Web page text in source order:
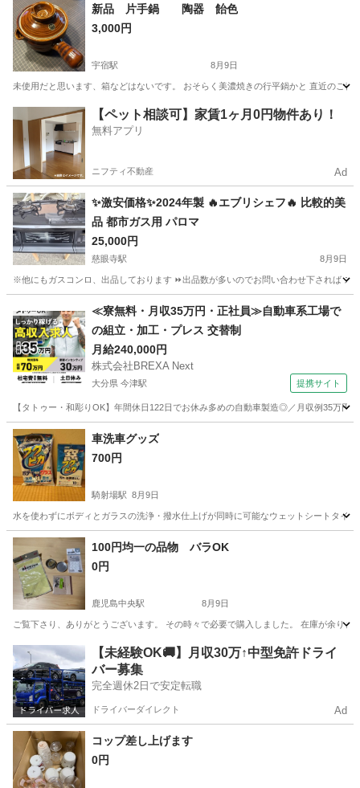
鹿児島 霧島市 国分駅 食器
新品 片手鍋 陶器 飴色
3,000円
宇宿駅 8月9日
未使用だと思います、箱などはないです。 おそらく美濃焼きの行平鍋かと 直近のご
鹿児島市 宇宿駅 調理器具 ファミリーマート
【ペット相談可】家賃1ヶ月0円物件あり！
無料アプリ
ニフティ不動産 Ad
✨激安価格✨2024年製 🔥エブリシェフ🔥 比較的美
品 都市ガス用 パロマ
25,000円
慈眼寺駅 8月9日
※他にもガスコンロ、出品しております ⏩出品数が多いのでお問い合わせ下されば
慈眼寺駅 調理器具
≪寮無料・月収35万円・正社員≫自動車系工場で
の組立・加工・プレス 交替制
月給240,000円
株式会社BREXA Next
大分県 今津駅 提携サイト
【タトゥー・和彫りOK】年間休日122日でお休み多めの自動車製造◎／月収例35万
大分 中津市 今津駅 その他
車洗車グッズ
700円
騎射場駅 8月9日
水を使わずにボディとガラスの洗浄・撥水仕上げが同時に可能なウェットシートタイ
鹿児島 鹿児島市 騎射場駅 掃除用具
100円均一の品物 バラOK
0円
鹿児島中央駅 8月9日
ご覧下さり、ありがとうございます。 その時々で必要で購入しました。 在庫が余り
鹿児島市 鹿児島中央駅 その他
【未経験OK🚚】月収30万↑中型免許ドライ
バー募集
完全週休2日で安定転職
ドライバーダイレクト Ad
コップ差し上げます
0円